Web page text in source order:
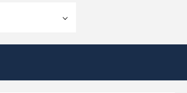
What’s MIRAKARE